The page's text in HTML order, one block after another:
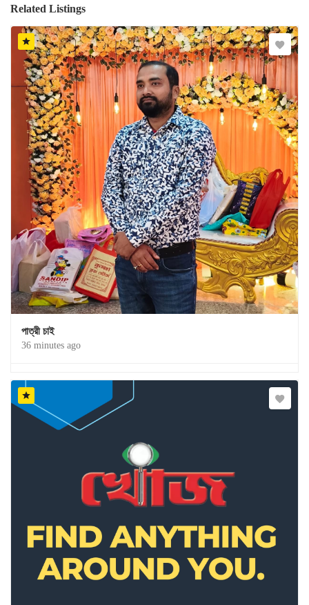
Related Listings
পাত্রী চাই
36 minutes ago